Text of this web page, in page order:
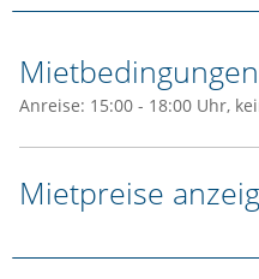
Mietbedingungen
Anreise: 15:00 - 18:00 Uhr,
Mietpreise